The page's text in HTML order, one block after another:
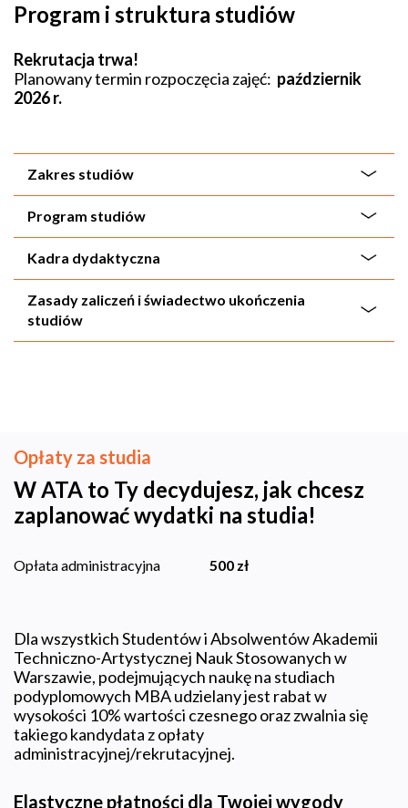
Program i struktura studiów
Rekrutacja trwa!
Planowany termin rozpoczęcia zajęć: październik
2026 r.
Zakres studiów
Program studiów
Kadra dydaktyczna
Zasady zaliczeń i świadectwo ukończenia
studiów
Opłaty za studia
W ATA to Ty decydujesz, jak chcesz
zaplanować wydatki na studia!
Opłata administracyjna 500 zł
Dla wszystkich Studentów i Absolwentów Akademii
Techniczno-Artystycznej Nauk Stosowanych w
Warszawie, podejmujących naukę na studiach
podyplomowych MBA udzielany jest rabat w
wysokości 10% wartości czesnego oraz zwalnia się
takiego kandydata z opłaty
administracyjnej/rekrutacyjnej.
Elastyczne płatności dla Twojej wygody